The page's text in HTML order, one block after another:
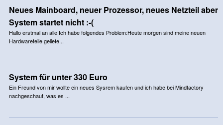
Neues Mainboard, neuer Prozessor, neues Netzteil aber
System startet nicht :-(
Hallo erstmal an alle!Ich habe folgendes Problem:Heute morgen sind meine neuen
Hardwareteile geliefe...
System für unter 330 Euro
Ein Freund von mir wollte ein neues Sysrem kaufen und ich habe bei Mindfactory
nachgeschaut, was es ...